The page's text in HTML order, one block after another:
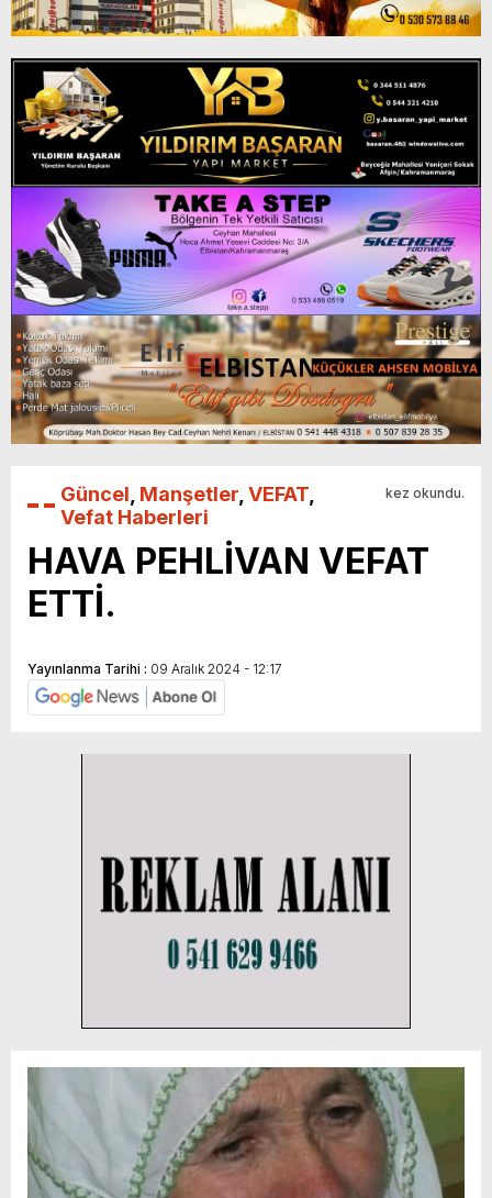
Güncel Manşetler VEFAT
Vefat Haberleri
kez okundu.
HAVA PEHLİVAN VEFAT
ETTİ.
Yayınlanma Tarihi : 09 Aralık 2024 - 12:17